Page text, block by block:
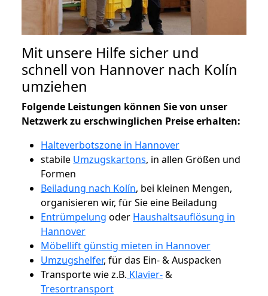
Mit unsere Hilfe sicher und
schnell von Hannover nach Kolín
umziehen
Folgende Leistungen können Sie von unser
Netzwerk zu erschwinglichen Preise erhalten:
Halteverbotszone in Hannover
stabile Umzugskartons, in allen Größen und
Formen
Beiladung nach Kolín, bei kleinen Mengen,
organisieren wir, für Sie eine Beiladung
Entrümpelung oder Haushaltsauflösung in
Hannover
Möbellift günstig mieten in Hannover
Umzugshelfer, für das Ein- & Auspacken
Transporte wie z.B. Klavier-&
Tresortransport